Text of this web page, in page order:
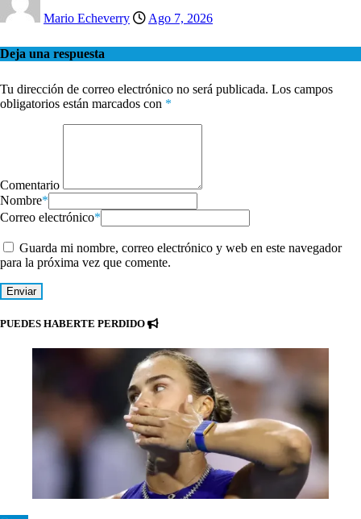
Mario Echeverry Ago 7, 2026
Deja una respuesta
Tu dirección de correo electrónico no será publicada. Los campos
obligatorios están marcados con *
Comentario
Nombre*
Correo electrónico*
Guarda mi nombre, correo electrónico y web en este navegador
para la próxima vez que comente.
PUEDES HABERTE PERDIDO